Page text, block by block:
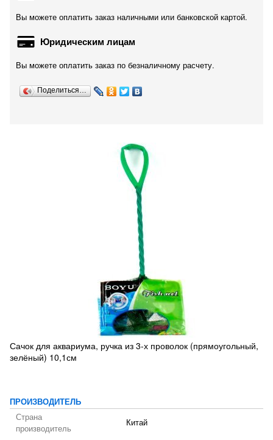
Вы можете оплатить заказ наличными или банковской картой.
Юридическим лицам
Вы можете оплатить заказ по безналичному расчету.
Поделиться…
Сачок для аквариума, ручка из 3-х проволок (прямоугольный,
зелёный) 10,1см
ПРОИЗВОДИТЕЛЬ
Страна
производитель
Китай